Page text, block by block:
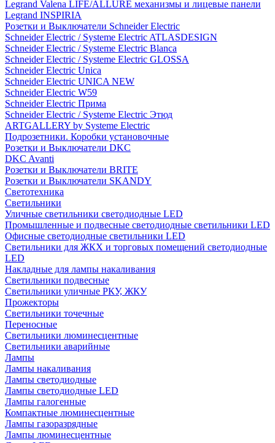
Legrand Valena LIFE/ALLURE механизмы и лицевые панели
Legrand INSPIRIA
Розетки и Выключатели Schneider Electric
Schneider Electric / Systeme Electric ATLASDESIGN
Schneider Electric / Systeme Electric Blanca
Schneider Electric / Systeme Electric GLOSSA
Schneider Electric Unica
Schneider Electric UNICA NEW
Schneider Electric W59
Schneider Electric Прима
Schneider Electric / Systeme Electric Этюд
ARTGALLERY by Systeme Electric
Подрозетники. Коробки установочные
Розетки и Выключатели DKC
DKC Avanti
Розетки и Выключатели BRITE
Розетки и Выключатели SKANDY
Светотехника
Светильники
Уличные светильники светодиодные LED
Промышленные и подвесные светодиодные светильники LED
Офисные светодиодные светильники LED
Светильники для ЖКХ и торговых помещений светодиодные
LED
Накладные для лампы накаливания
Светильники подвесные
Светильники уличные РКУ, ЖКУ
Прожекторы
Cветильники точечные
Переносные
Светильники люминесцентные
Светильники аварийные
Лампы
Лампы накаливания
Лампы светодиодные
Лампы светодиодные LED
Лампы галогенные
Компактные люминесцентные
Лампы газоразрядные
Лампы люминесцентные